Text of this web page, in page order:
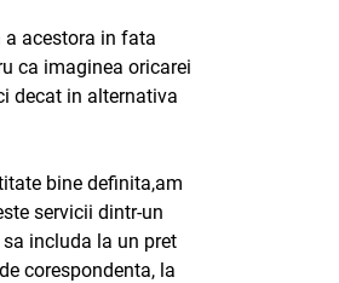
acestora in fata
ca imaginea oricarei
decat in alternativa
bine definita,am
servicii dintr-un
includa la un pret
corespondenta, la